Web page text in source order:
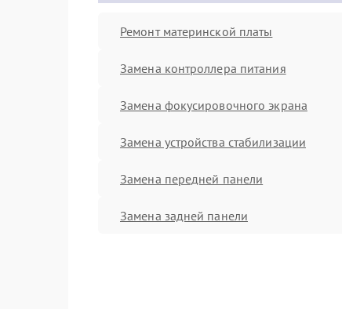
Ремонт материнской платы
Замена контроллера питания
Замена фокусировочного экрана
Замена устройства стабилизации
Замена передней панели
Замена задней панели